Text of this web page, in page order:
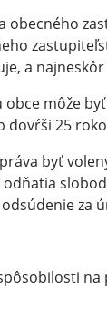
a
môže byť
dovŕši 25
byť
za
na